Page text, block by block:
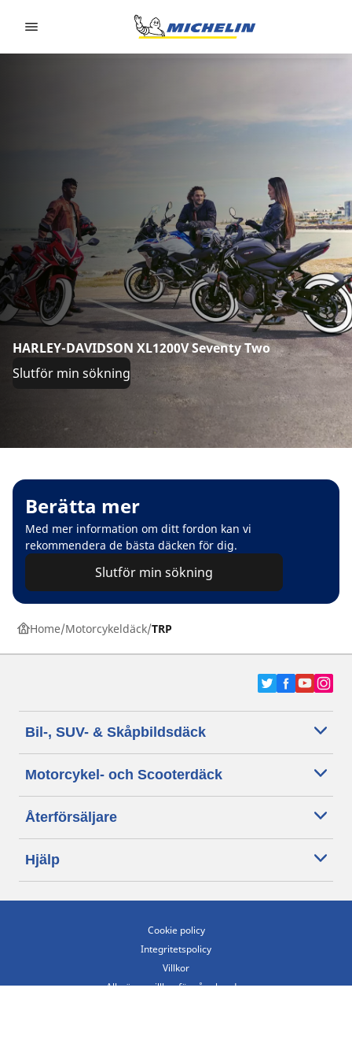
HARLEY-DAVIDSON XL1200V Seventy Two
Slutför min sökning
Berätta mer
Med mer information om ditt fordon kan vi
rekommendera de bästa däcken för dig.
Slutför min sökning
Home Motorcykeldäck TRP
Bil-, SUV- & Skåpbildsdäck
Motorcykel- och Scooterdäck
Återförsäljare
Hjälp
Cookie policy
Integritetspolicy
Villkor
Allmänna villkor för våra kunder